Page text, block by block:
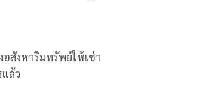
สังหาริมทรัพย์ให้เช่า
ล้ว